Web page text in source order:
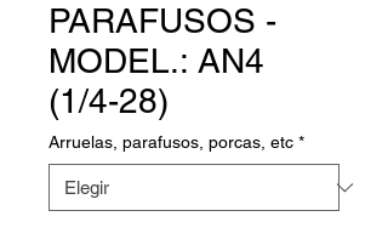
PARAFUSOS -
MODEL.: AN4
(1/4-28)
Arruelas, parafusos, porcas, etc *